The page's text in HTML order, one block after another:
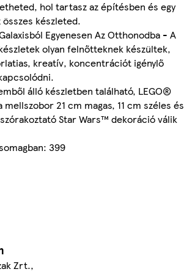
hol tartasz az építésben és egy
készleted.
Egyenesen Az Otthonodba - A
olyan felnőtteknek készültek,
kreatív, koncentrációt igénylő
álló készletben található, LEGO®
21 cm magas, 11 cm széles és
Star Wars™ dekoráció válik
399
Zrt.,